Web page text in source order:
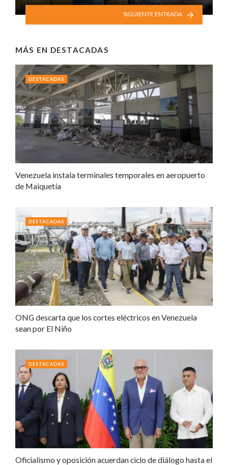
SIGUIENTE ENTRADA
MÁS EN DESTACADAS
Venezuela instala terminales temporales en aeropuerto
de Maiquetía
DESTACADAS
ONG descarta que los cortes eléctricos en Venezuela
sean por El Niño
DESTACADAS
Oficialismo y oposición acuerdan ciclo de diálogo hasta el
DESTACADAS